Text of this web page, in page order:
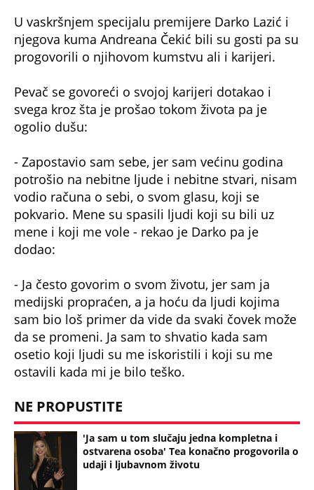
U vaskršnjem specijalu premijere Darko Lazić i
njegova kuma Andreana Čekić bili su gosti pa su
progovorili o njihovom kumstvu ali i karijeri.
Pevač se govoreći o svojoj karijeri dotakao i
svega kroz šta je prošao tokom života pa je
ogolio dušu:
- Zapostavio sam sebe, jer sam većinu godina
potrošio na nebitne ljude i nebitne stvari, nisam
vodio računa o sebi, o svom glasu, koji se
pokvario. Mene su spasili ljudi koji su bili uz
mene i koji me vole - rekao je Darko pa je
dodao:
- Ja često govorim o svom životu, jer sam ja
medijski propraćen, a ja hoću da ljudi kojima
sam bio loš primer da vide da svaki čovek može
da se promeni. Ja sam to shvatio kada sam
osetio koji ljudi su me iskoristili i koji su me
ostavili kada mi je bilo teško.
NE PROPUSTITE
'Ja sam u tom slučaju jedna kompletna i
ostvarena osoba' Tea konačno progovorila o
udaji i ljubavnom životu